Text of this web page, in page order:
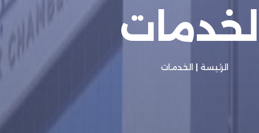
الخدمات
الرئيسة | الخدمات